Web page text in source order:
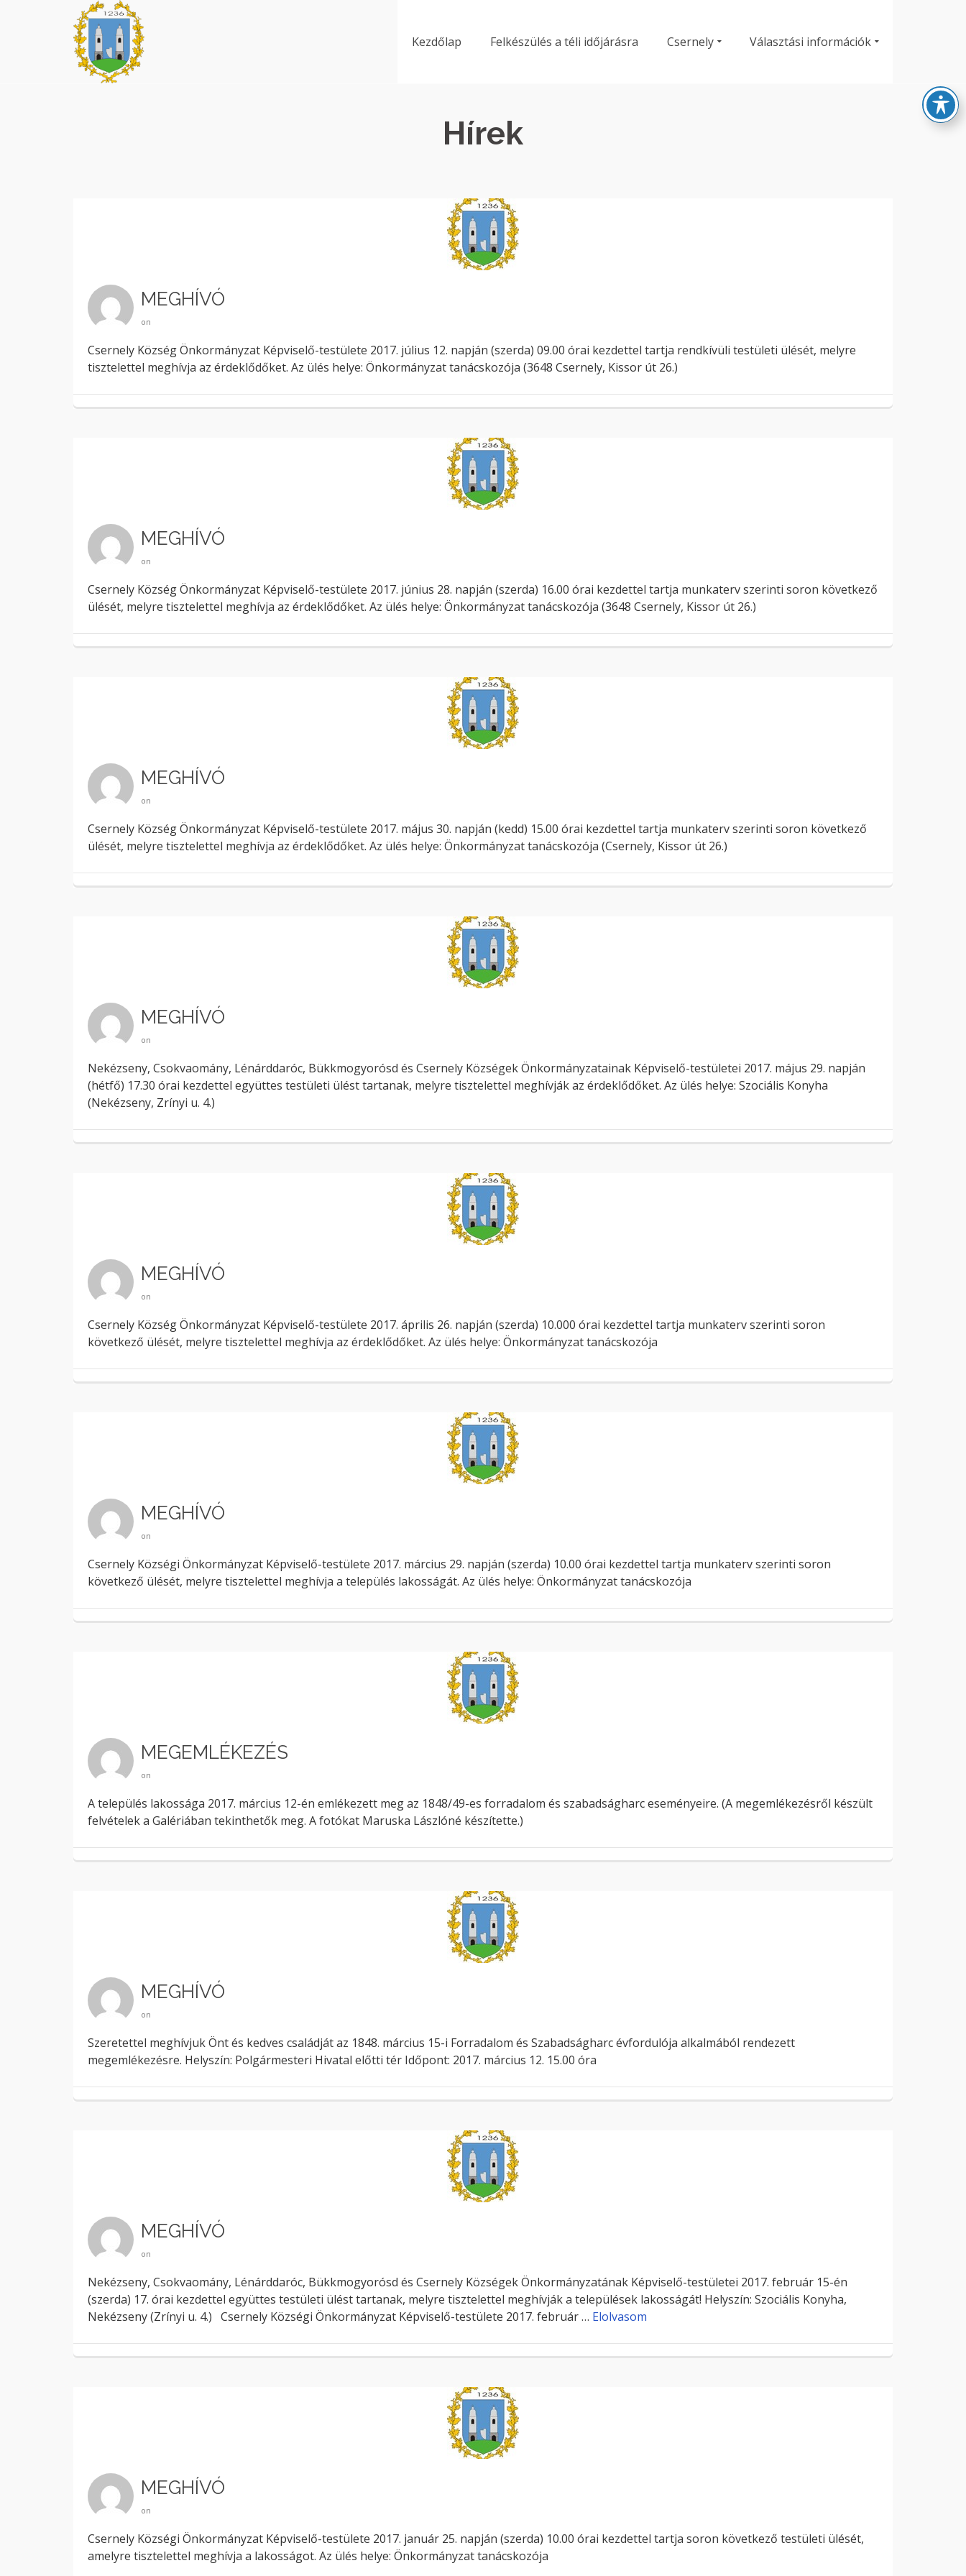
Kezdőlap Felkészülés a téli időjárásra Csernely Választási információk
Hírek
MEGHÍVÓ
on
Csernely Község Önkormányzat Képviselő-testülete 2017. július 12. napján (szerda) 09.00 órai kezdettel tartja rendkívüli testületi ülését, melyre
tisztelettel meghívja az érdeklődőket. Az ülés helye: Önkormányzat tanácskozója (3648 Csernely, Kissor út 26.)
MEGHÍVÓ
on
Csernely Község Önkormányzat Képviselő-testülete 2017. június 28. napján (szerda) 16.00 órai kezdettel tartja munkaterv szerinti soron következő
ülését, melyre tisztelettel meghívja az érdeklődőket. Az ülés helye: Önkormányzat tanácskozója (3648 Csernely, Kissor út 26.)
MEGHÍVÓ
on
Csernely Község Önkormányzat Képviselő-testülete 2017. május 30. napján (kedd) 15.00 órai kezdettel tartja munkaterv szerinti soron következő
ülését, melyre tisztelettel meghívja az érdeklődőket. Az ülés helye: Önkormányzat tanácskozója (Csernely, Kissor út 26.)
MEGHÍVÓ
on
Nekézseny, Csokvaomány, Lénárddaróc, Bükkmogyorósd és Csernely Községek Önkormányzatainak Képviselő-testületei 2017. május 29. napján
(hétfő) 17.30 órai kezdettel együttes testületi ülést tartanak, melyre tisztelettel meghívják az érdeklődőket. Az ülés helye: Szociális Konyha
(Nekézseny, Zrínyi u. 4.)
MEGHÍVÓ
on
Csernely Község Önkormányzat Képviselő-testülete 2017. április 26. napján (szerda) 10.000 órai kezdettel tartja munkaterv szerinti soron
következő ülését, melyre tisztelettel meghívja az érdeklődőket. Az ülés helye: Önkormányzat tanácskozója
MEGHÍVÓ
on
Csernely Községi Önkormányzat Képviselő-testülete 2017. március 29. napján (szerda) 10.00 órai kezdettel tartja munkaterv szerinti soron
következő ülését, melyre tisztelettel meghívja a település lakosságát. Az ülés helye: Önkormányzat tanácskozója
MEGEMLÉKEZÉS
on
A település lakossága 2017. március 12-én emlékezett meg az 1848/49-es forradalom és szabadságharc eseményeire. (A megemlékezésről készült
felvételek a Galériában tekinthetők meg. A fotókat Maruska Lászlóné készítette.)
MEGHÍVÓ
on
Szeretettel meghívjuk Önt és kedves családját az 1848. március 15-i Forradalom és Szabadságharc évfordulója alkalmából rendezett
megemlékezésre. Helyszín: Polgármesteri Hivatal előtti tér Időpont: 2017. március 12. 15.00 óra
MEGHÍVÓ
on
Nekézseny, Csokvaomány, Lénárddaróc, Bükkmogyorósd és Csernely Községek Önkormányzatának Képviselő-testületei 2017. február 15-én
(szerda) 17. órai kezdettel együttes testületi ülést tartanak, melyre tisztelettel meghívják a települések lakosságát! Helyszín: Szociális Konyha,
Nekézseny (Zrínyi u. 4.) Csernely Községi Önkormányzat Képviselő-testülete 2017. február … Elolvasom
MEGHÍVÓ
on
Csernely Községi Önkormányzat Képviselő-testülete 2017. január 25. napján (szerda) 10.00 órai kezdettel tartja soron következő testületi ülését,
amelyre tisztelettel meghívja a lakosságot. Az ülés helye: Önkormányzat tanácskozója